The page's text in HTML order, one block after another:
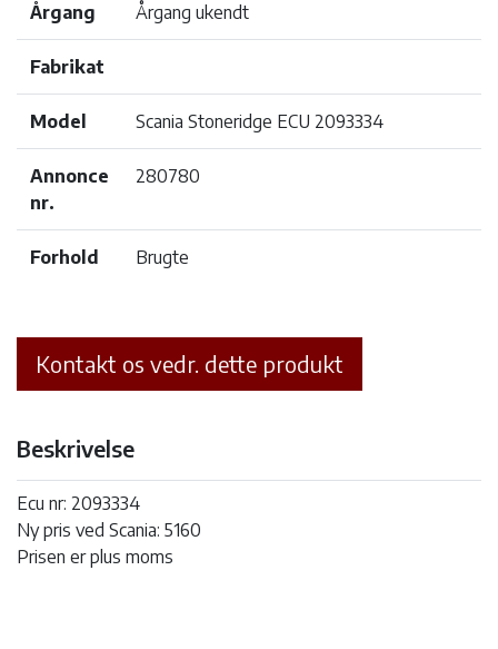
Årgang Årgang ukendt
Fabrikat
Model Scania Stoneridge ECU 2093334
Annonce
nr.
280780
Forhold Brugte
Kontakt os vedr. dette produkt
Beskrivelse
Ecu nr: 2093334
Ny pris ved Scania: 5160
Prisen er plus moms